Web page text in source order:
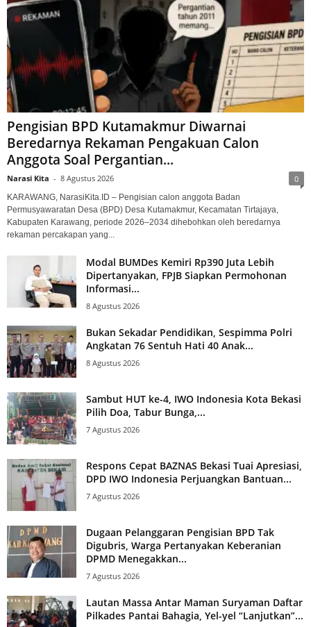
Pengisian BPD Kutamakmur Diwarnai
Beredarnya Rekaman Pengakuan Calon
Anggota Soal Pergantian...
Narasi Kita - 8 Agustus 2026 0
KARAWANG, NarasiKita.ID – Pengisian calon anggota Badan
Permusyawaratan Desa (BPD) Desa Kutamakmur, Kecamatan Tirtajaya,
Kabupaten Karawang, periode 2026–2034 dihebohkan oleh beredarnya
rekaman percakapan yang...
Modal BUMDes Kemiri Rp390 Juta Lebih
Dipertanyakan, FPJB Siapkan Permohonan
Informasi...
8 Agustus 2026
Bukan Sekadar Pendidikan, Sespimma Polri
Angkatan 76 Sentuh Hati 40 Anak...
8 Agustus 2026
Sambut HUT ke-4, IWO Indonesia Kota Bekasi
Pilih Doa, Tabur Bunga,...
7 Agustus 2026
Respons Cepat BAZNAS Bekasi Tuai Apresiasi,
DPD IWO Indonesia Perjuangkan Bantuan...
7 Agustus 2026
Dugaan Pelanggaran Pengisian BPD Tak
Digubris, Warga Pertanyakan Keberanian
DPMD Menegakkan...
7 Agustus 2026
Lautan Massa Antar Maman Suryaman Daftar
Pilkades Pantai Bahagia, Yel-yel “Lanjutkan”...